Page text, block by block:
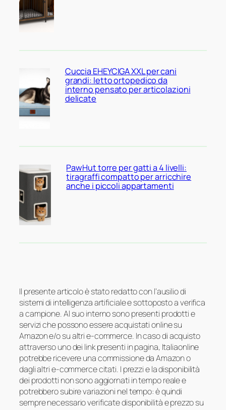
Cuccia EHEYCIGA XXL per cani
grandi: letto ortopedico da
interno pensato per articolazioni
delicate
PawHut torre per gatti a 4 livelli:
tiragraffi compatto per arricchire
anche i piccoli appartamenti
Il presente articolo è stato redatto con l’ausilio di
sistemi di intelligenza artificiale e sottoposto a verifica
a campione. Al suo interno sono presenti prodotti e
servizi che possono essere acquistati online su
Amazon e/o su altri e-commerce. In caso di acquisto
attraverso uno dei link presenti in pagina, Italiaonline
potrebbe ricevere una commissione da Amazon o
dagli altri e-commerce citati. I prezzi e la disponibilità
dei prodotti non sono aggiornati in tempo reale e
potrebbero subire variazioni nel tempo: è quindi
sempre necessario verificate disponibilità e prezzo su